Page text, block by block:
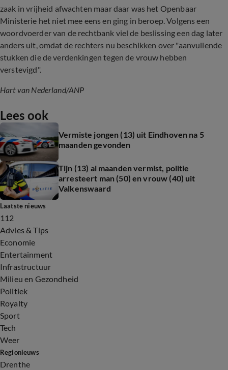
zaak in vrijheid afwachten maar daar was het Openbaar
Ministerie het niet mee eens en ging in beroep. Volgens een
woordvoerder van de rechtbank viel de beslissing een dag later
anders uit, omdat de rechters nu beschikken over "aanvullende
stukken die de verdenkingen tegen de vrouw hebben
verstevigd".
Hart van Nederland/ANP
Lees ook
Vermiste jongen (13) uit Eindhoven na 5
maanden gevonden
Tijn (13) al maanden vermist, politie
arresteert man (50) en vrouw (40) uit
Valkenswaard
Laatste nieuws
112
Advies & Tips
Economie
Entertainment
Infrastructuur
Milieu en Gezondheid
Politiek
Royalty
Sport
Tech
Weer
Regionieuws
Drenthe